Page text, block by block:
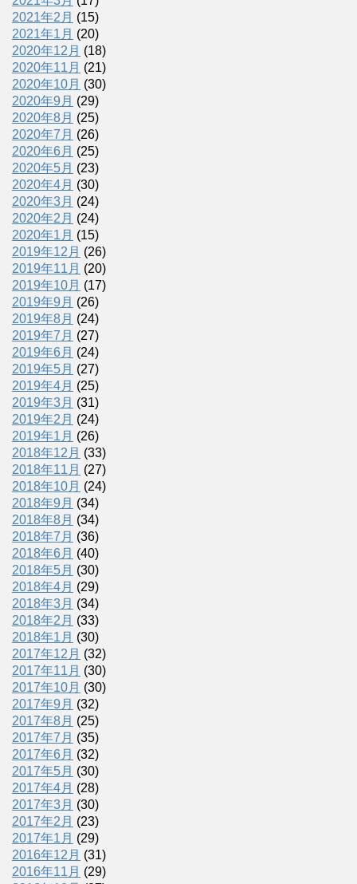
2021年2月 (15)
2021年1月 (20)
2020年12月 (18)
2020年11月 (21)
2020年10月 (30)
2020年9月 (29)
2020年8月 (25)
2020年7月 (26)
2020年6月 (25)
2020年5月 (23)
2020年4月 (30)
2020年3月 (24)
2020年2月 (24)
2020年1月 (15)
2019年12月 (26)
2019年11月 (20)
2019年10月 (17)
2019年9月 (26)
2019年8月 (24)
2019年7月 (27)
2019年6月 (24)
2019年5月 (27)
2019年4月 (25)
2019年3月 (31)
2019年2月 (24)
2019年1月 (26)
2018年12月 (33)
2018年11月 (27)
2018年10月 (24)
2018年9月 (34)
2018年8月 (34)
2018年7月 (36)
2018年6月 (40)
2018年5月 (30)
2018年4月 (29)
2018年3月 (34)
2018年2月 (33)
2018年1月 (30)
2017年12月 (32)
2017年11月 (30)
2017年10月 (30)
2017年9月 (32)
2017年8月 (25)
2017年7月 (35)
2017年6月 (32)
2017年5月 (30)
2017年4月 (28)
2017年3月 (30)
2017年2月 (23)
2017年1月 (29)
2016年12月 (31)
2016年11月 (29)